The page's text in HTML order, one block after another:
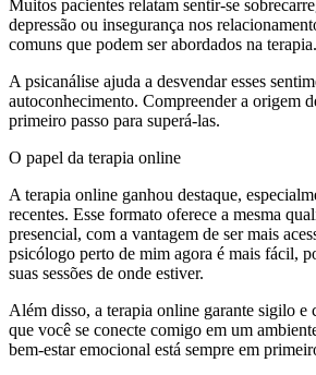
Muitos pacientes relatam sentir-se
depressão ou insegurança nos
comuns que podem ser abordados na terapia.
A psicanálise ajuda a desvendar esses
autoconhecimento. Compreender a origem
primeiro passo para superá-las.
O papel da terapia online
A terapia online ganhou destaque,
recentes. Esse formato oferece a mesma
presencial, com a vantagem de ser mais
psicólogo perto de mim agora é mais fácil,
suas sessões de onde estiver.
Além disso, a terapia online garante sigilo
que você se conecte comigo em um
bem-estar emocional está sempre em